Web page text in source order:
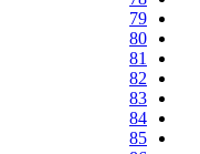
79
80
81
82
83
84
85